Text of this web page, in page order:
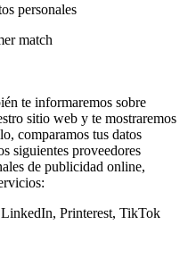
personales
match
te informaremos sobre
sitio web y te mostraremos
comparamos tus datos
siguientes proveedores
de publicidad online,
Printerest, TikTok